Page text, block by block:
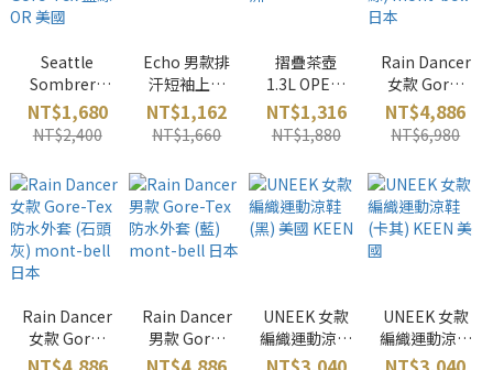
Seattle
Sombrero
防水透氣圓盤
帽Gore-Tex
藍綠 OR 美國
NT$1,680
NT$2,400
Echo 男款排
汗短袖上衣
橘 OR 美國
NT$1,162
NT$1,660
摺疊茶壺
1.3L OPEN!
灰 SEA TO
SUMMIT 澳洲
NT$1,316
NT$1,880
Rain Dancer
女款 Gore-
Tex 防水外套
(薄荷綠)
mont-bell
NT$4,886
NT$6,980
Rain Dancer
女款 Gore-
Tex 防水外套
Rain Dancer
男款 Gore-
Tex 防水外套
UNEEK 女款
編織運動涼鞋
(黑) 美國
UNEEK 女款
編織運動涼鞋
(卡其) KEEN